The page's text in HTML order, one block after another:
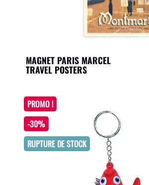
MAGNET PARIS MARCEL
TRAVEL POSTERS
PROMO !
-30%
RUPTURE DE STOCK